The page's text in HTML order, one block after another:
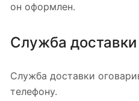
он оформлен.
Служба
Служба доставки
телефону.